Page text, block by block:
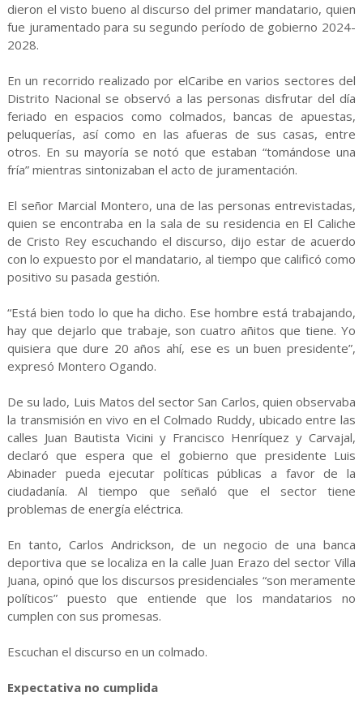
dieron el visto bueno al discurso del primer mandatario, quien
fue juramentado para su segundo período de gobierno 2024-
2028.
En un recorrido realizado por elCaribe en varios sectores del
Distrito Nacional se observó a las personas disfrutar del día
feriado en espacios como colmados, bancas de apuestas,
peluquerías, así como en las afueras de sus casas, entre
otros. En su mayoría se notó que estaban “tomándose una
fría” mientras sintonizaban el acto de juramentación.
El señor Marcial Montero, una de las personas entrevistadas,
quien se encontraba en la sala de su residencia en El Caliche
de Cristo Rey escuchando el discurso, dijo estar de acuerdo
con lo expuesto por el mandatario, al tiempo que calificó como
positivo su pasada gestión.
“Está bien todo lo que ha dicho. Ese hombre está trabajando,
hay que dejarlo que trabaje, son cuatro añitos que tiene. Yo
quisiera que dure 20 años ahí, ese es un buen presidente”,
expresó Montero Ogando.
De su lado, Luis Matos del sector San Carlos, quien observaba
la transmisión en vivo en el Colmado Ruddy, ubicado entre las
calles Juan Bautista Vicini y Francisco Henríquez y Carvajal,
declaró que espera que el gobierno que presidente Luis
Abinader pueda ejecutar políticas públicas a favor de la
ciudadanía. Al tiempo que señaló que el sector tiene
problemas de energía eléctrica.
En tanto, Carlos Andrickson, de un negocio de una banca
deportiva que se localiza en la calle Juan Erazo del sector Villa
Juana, opinó que los discursos presidenciales “son meramente
políticos” puesto que entiende que los mandatarios no
cumplen con sus promesas.
Escuchan el discurso en un colmado.
Expectativa no cumplida